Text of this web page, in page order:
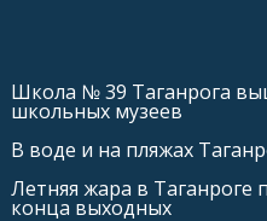
Школа № 39 Таганрога
школьных музеев
В воде и на пляжах
Летняя жара в Таганроге
конца выходных